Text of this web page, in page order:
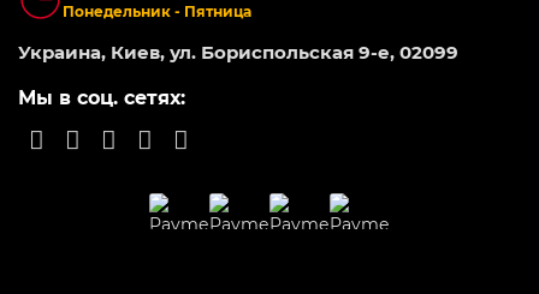
Понедельник - Пятница
Украина, Киев, ул. Бориспольская 9-е, 02099
Мы в соц. сетях: